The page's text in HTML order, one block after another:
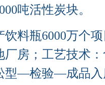
吨活性炭块。
料瓶6000万个项
厂房；工艺技术
型—检验—成品入